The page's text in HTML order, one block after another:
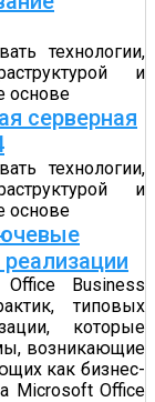
технологии,
и
основе
серверная
технологии,
и
основе
Business
типовых
которые
возникающие
как бизнес-
Microsoft Office